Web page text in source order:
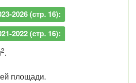
2026 (стр. 16):
2022 (стр. 16):
2.
площади.